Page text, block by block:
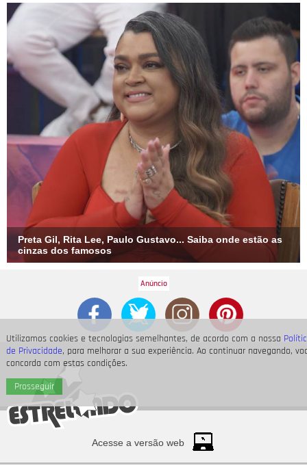
Utilizamos cookies e tecnologias semelhantes, de acordo com a nossa
de Privacidade, para melhorar a sua experiência. Ao continuar navegando,
concorda com estas condições.
Prosseguir
Preta Gil, Rita Lee, Paulo Gustavo... Saiba onde estão as
cinzas dos famosos
Acesse a versão web